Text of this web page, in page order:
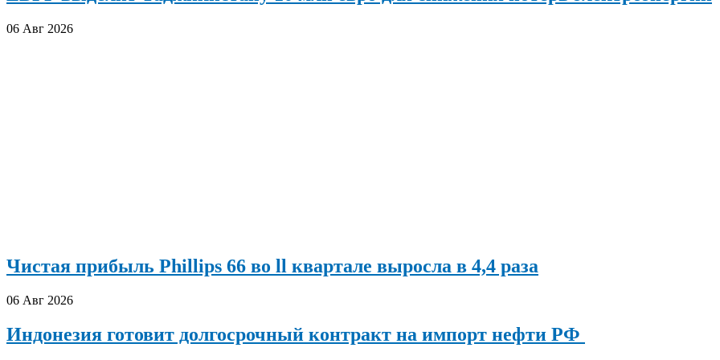
06 Авг 2026
Чистая прибыль Phillips 66 во ll квартале выросла в 4,4 раза
06 Авг 2026
Индонезия готовит долгосрочный контракт на импорт нефти РФ